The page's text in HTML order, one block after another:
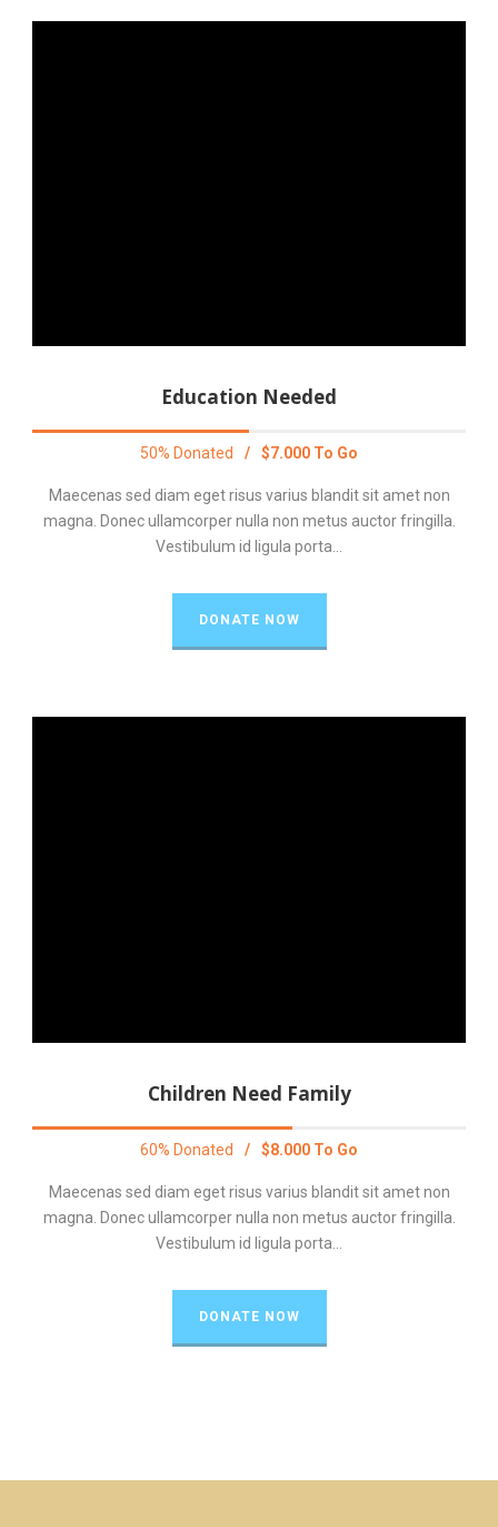
Education Needed
50% Donated / $7.000 To Go
Maecenas sed diam eget risus varius blandit sit amet non
magna. Donec ullamcorper nulla non metus auctor fringilla.
Vestibulum id ligula porta...
DONATE NOW
Children Need Family
60% Donated / $8.000 To Go
Maecenas sed diam eget risus varius blandit sit amet non
magna. Donec ullamcorper nulla non metus auctor fringilla.
Vestibulum id ligula porta...
DONATE NOW